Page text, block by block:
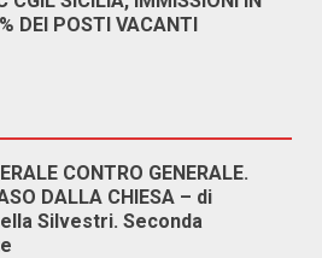
DEI POSTI VACANTI
CONTRO GENERALE.
DALLA CHIESA – di
Silvestri. Seconda